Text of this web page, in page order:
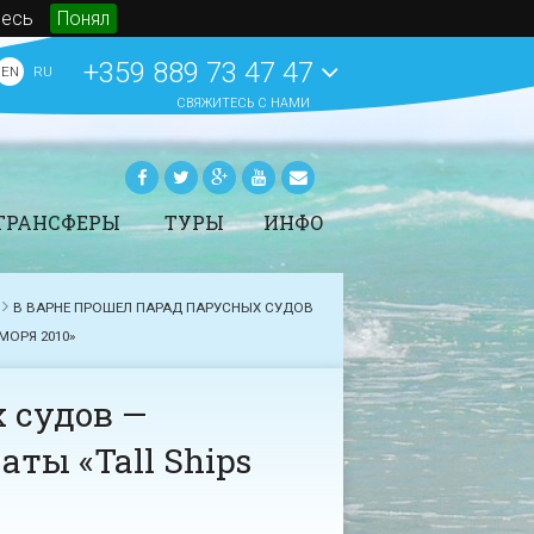
Понял
-
трансферов в
ТУРЫ
Аренда автомобилей
Яхтинг в Болгарии
СПА на морских курортах
ИНФО
Статьи
Новости
O BeachBulgaria.ru
Основная информация о
EN RU +359 889 73 47 47
СВЯЖИТЕСЬ С НАМИ
В ВАРНЕ ПРОШЕЛ ПАРАД ПАРУСНЫХ СУДОВ
2010»
судов —
«Tall Ships